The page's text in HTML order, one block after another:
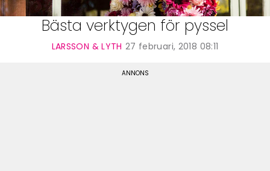
Handarbete
Kategorier
Bästa verktygen för pyssel
LARSSON & LYTH 27 februari, 2018 08:11